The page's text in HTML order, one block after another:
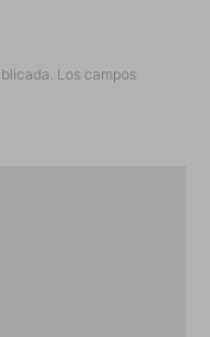
Los campos